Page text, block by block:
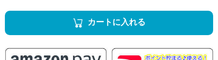
カートに入れる